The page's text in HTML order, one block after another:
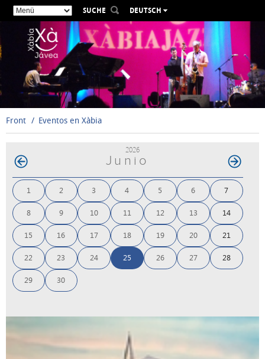
SUCHE
DEUTSCH
ESPAÑOL
VALENCIÀ
FRANÇAIS
РУССКИЙ
Front Eventos en Xàbia
2026
Junio
1 2 3 4 5 6 7
8 9 10 11 12 13 14
15 16 17 18 19 20 21
22 23 24 25 26 27 28
29 30